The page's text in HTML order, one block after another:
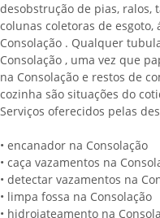
desobstrução de pias, ralos,
colunas coletoras de esgoto,
Consolação . Qualquer
Consolação , uma vez que
na Consolação e restos de
cozinha são situações do
Serviços oferecidos pelas
• encanador na Consolação
• caça vazamentos na
• detectar vazamentos na
• limpa fossa na Consolação
• hidrojateamento na